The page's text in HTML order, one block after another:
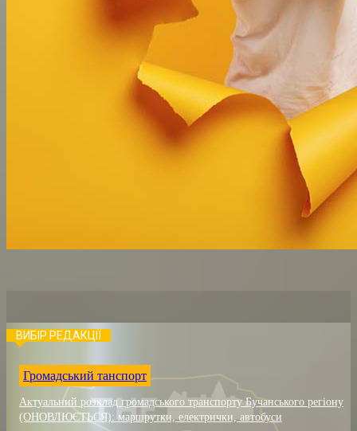
ВИБІР РЕДАКЦІЇ
Громадський танспорт
Актуальний розклад громадського транспорту Бучанського регіону
(ОНОВЛЮЄТЬСЯ): маршрутки, електрички, автобуси